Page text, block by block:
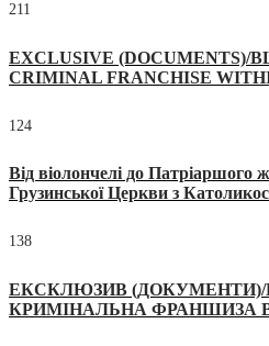
211
EXCLUSIVE (DOCUMENTS)/
CRIMINAL FRANCHISE
124
Від віолончелі до
Грузинської Церкви з
138
ЕКСКЛЮЗИВ (ДОКУМЕНТИ)/
КРИМІНАЛЬНА ФРАНШИЗА